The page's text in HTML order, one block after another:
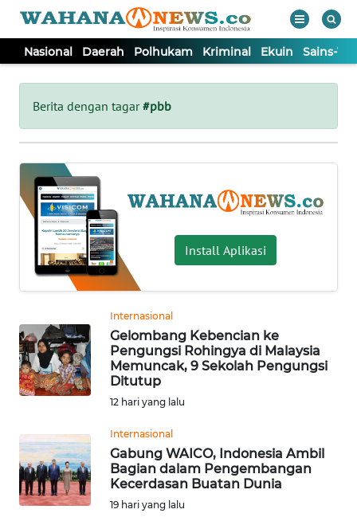
Nasional Daerah Polhukam Kriminal Ekuin Sains-
Berita dengan tagar#pbb
Install Aplikasi
Internasional
Gelombang Kebencian ke
Pengungsi Rohingya di Malaysia
Memuncak, 9 Sekolah Pengungsi
Ditutup
12 hari yang lalu
Internasional
Gabung WAICO, Indonesia Ambil
Bagian dalam Pengembangan
Kecerdasan Buatan Dunia
19 hari yang lalu
Tutup
NASIONAL
DAERAH
POLHUKAM
KRIMINAL
EKUIN
SAINS-TEKNO
INTERNASIONAL
SERBA-SERBI